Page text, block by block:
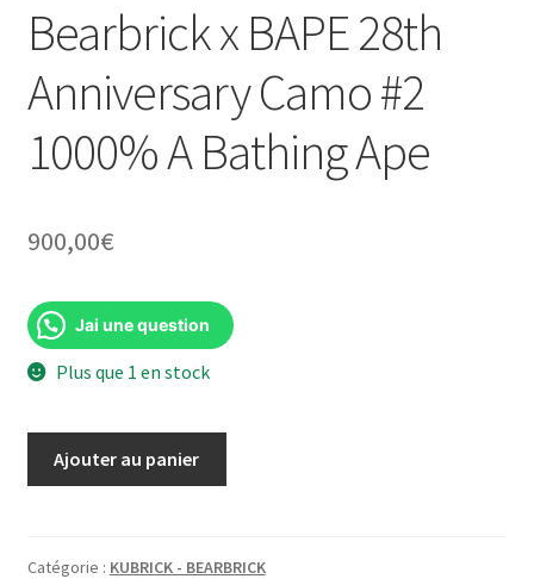
Bearbrick x BAPE 28th
Anniversary Camo #2
1000% A Bathing Ape
900,00€
Jai une question
Plus que 1 en stock
BAPE
Ajouter au panier
Catégorie : KUBRICK - BEARBRICK